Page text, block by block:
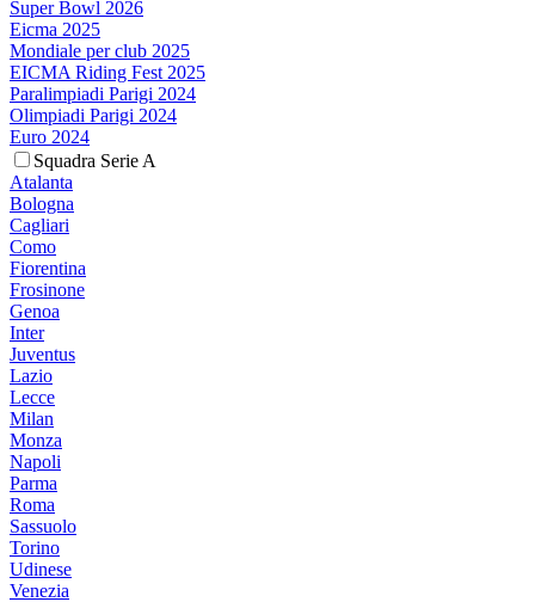
Super Bowl 2026
Eicma 2025
Mondiale per club 2025
EICMA Riding Fest 2025
Paralimpiadi Parigi 2024
Olimpiadi Parigi 2024
Euro 2024
Squadra Serie A
Atalanta
Bologna
Cagliari
Como
Fiorentina
Frosinone
Genoa
Inter
Juventus
Lazio
Lecce
Milan
Monza
Napoli
Parma
Roma
Sassuolo
Torino
Udinese
Venezia